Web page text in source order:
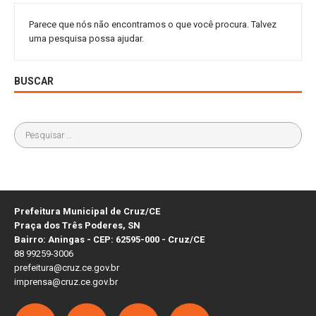
Parece que nós não encontramos o que você procura. Talvez
uma pesquisa possa ajudar.
BUSCAR
Prefeitura Municipal de Cruz/CE
Praça dos Três Poderes, SN
Bairro: Aningas - CEP: 62595-000 - Cruz/CE
88 99259-3006
prefeitura@cruz.ce.gov.br
imprensa@cruz.ce.gov.br